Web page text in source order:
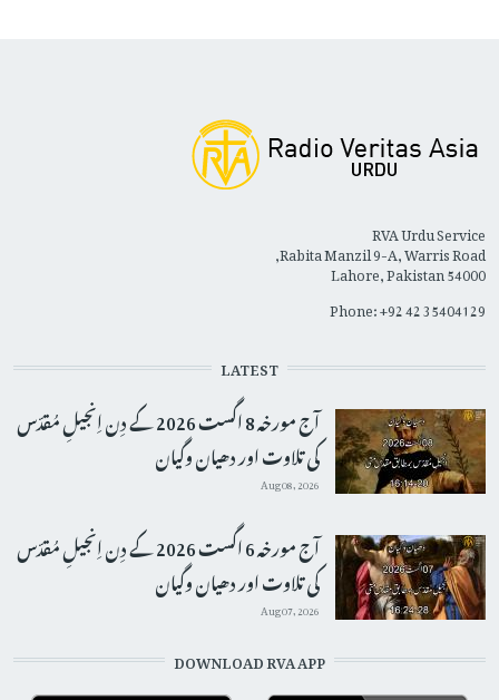
RVA Urdu Service
Rabita Manzil 9-A, Warris Road,
Lahore, Pakistan 54000
Phone: +92 42 35404129
LATEST
آج مورخہ 8 اگست 2026 کے دِن اِنجیلِ مُقدّس
کی تلاوت اور دھیان وگیان
Aug 08, 2026
آج مورخہ 6 اگست 2026 کے دِن اِنجیلِ مُقدّس
کی تلاوت اور دھیان وگیان
Aug 07, 2026
DOWNLOAD RVA APP